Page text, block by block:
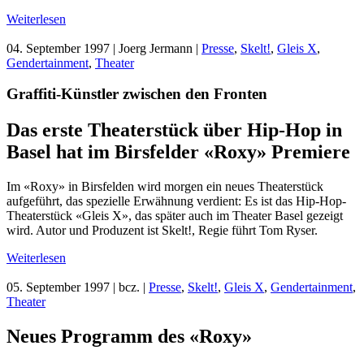
Weiterlesen
04. September 1997 | Joerg Jermann | Presse, Skelt!, Gleis X,
Gendertainment, Theater
Graffiti-Künstler zwischen den Fronten
Das erste Theaterstück über Hip-Hop in
Basel hat im Birsfelder «Roxy» Premiere
Im «Roxy» in Birsfelden wird morgen ein neues Theaterstück
aufgeführt, das spezielle Erwähnung verdient: Es ist das Hip-Hop-
Theaterstück «Gleis X», das später auch im Theater Basel gezeigt
wird. Autor und Produzent ist Skelt!, Regie führt Tom Ryser.
Weiterlesen
05. September 1997 | bcz. | Presse, Skelt!, Gleis X, Gendertainment,
Theater
Neues Programm des «Roxy»